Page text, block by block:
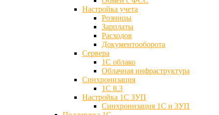
Настройка учета
Розницы
Зарплаты
Расходов
Документооборота
Сервера
1С облако
Облачная инфраструктура
Синхронизация
1С 8.3
Настройка 1С ЗУП
Синхронизация 1С и ЗУП